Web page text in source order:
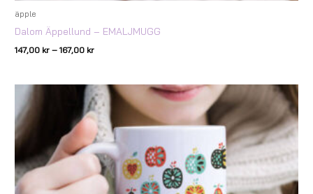
äpple
Dalom Äppellund – EMALJMUGG
147,00 kr – 167,00 kr
Prisintervall:
147,00 kr
till
167,00 kr